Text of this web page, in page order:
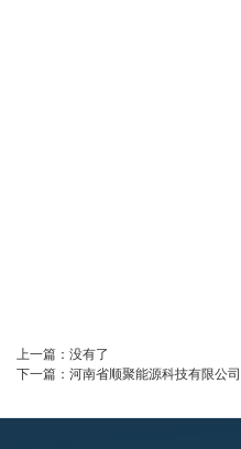
上一篇： 没有了
下一篇： 河南省顺聚能源科技有限公司